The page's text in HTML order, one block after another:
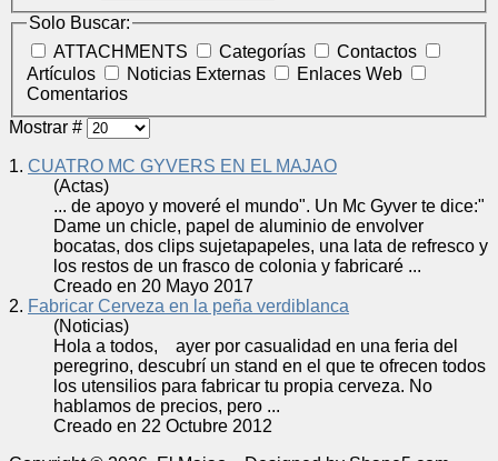
Solo Buscar:
ATTACHMENTS
Categorías
Contactos
Artículos
Noticias Externas
Enlaces Web
Comentarios
Mostrar #
1. CUATRO MC GYVERS EN EL MAJAO
(Actas)
... de apoyo y moveré el mundo". Un Mc Gyver te dice:"
Dame un chicle, papel de aluminio de envolver
bocatas, dos clips sujetapapeles, una lata de refresco y
los restos de un frasco de colonia y fabricaré ...
Creado en 20 Mayo 2017
2. Fabricar Cerveza en la peña verdiblanca
(Noticias)
Hola a todos, ayer por casualidad en una feria del
peregrino, descubrí un stand en el que te ofrecen todos
los utensilios para fabricar tu propia cerveza. No
hablamos de precios, pero ...
Creado en 22 Octubre 2012